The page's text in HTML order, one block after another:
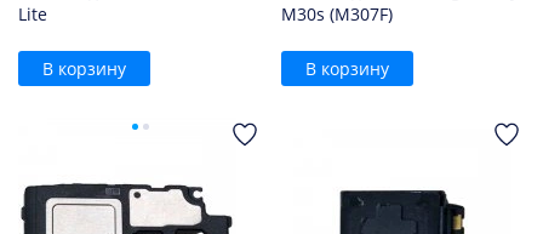
Lite
В корзину
M30s (M307F)
В корзину